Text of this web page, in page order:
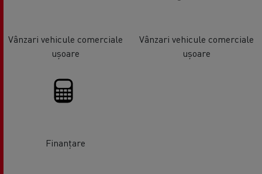
Vânzari vehicule comerciale
ușoare
Vânzari vehicule comerciale
ușoare
Finanțare